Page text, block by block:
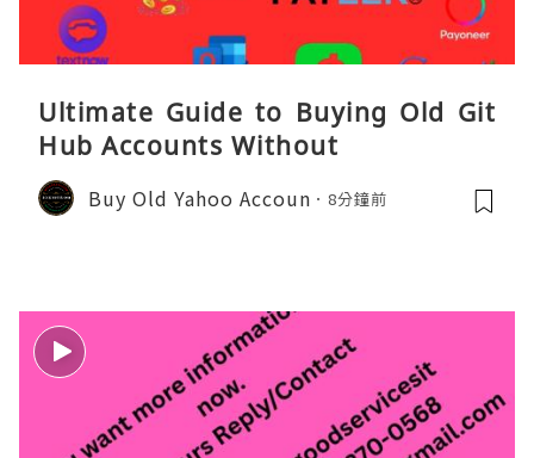
Ultimate Guide to Buying Old Git
Hub Accounts Without
Buy Old Yahoo Accoun 8分鐘前